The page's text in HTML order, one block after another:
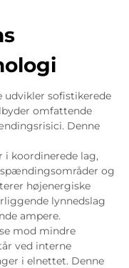
udvikler sofistikerede
omfattende
Denne
i koordinerede lag,
og
højenergiske
lynnedslag
ampere.
mod mindre
ved interne
i elnettet. Denne